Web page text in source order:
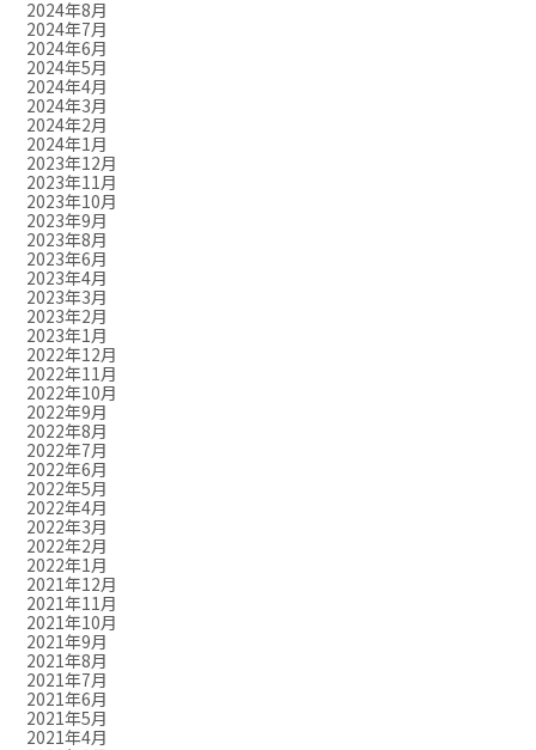
2024年8月
2024年7月
2024年6月
2024年5月
2024年4月
2024年3月
2024年2月
2024年1月
2023年12月
2023年11月
2023年10月
2023年9月
2023年8月
2023年6月
2023年4月
2023年3月
2023年2月
2023年1月
2022年12月
2022年11月
2022年10月
2022年9月
2022年8月
2022年7月
2022年6月
2022年5月
2022年4月
2022年3月
2022年2月
2022年1月
2021年12月
2021年11月
2021年10月
2021年9月
2021年8月
2021年7月
2021年6月
2021年5月
2021年4月